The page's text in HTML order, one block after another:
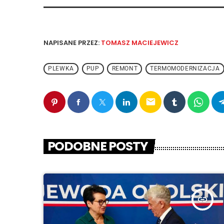
NAPISANE PRZEZ: TOMASZ MACIEJEWICZ
PLEWKA PUP REMONT TERMOMODERNIZACJA
email
PODOBNE POSTY
insert_link